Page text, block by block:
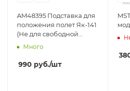
AM48395 Подставка для
положения полет Як-141
(Не для свободной
продажи) Arma Models
Много
990 руб./шт